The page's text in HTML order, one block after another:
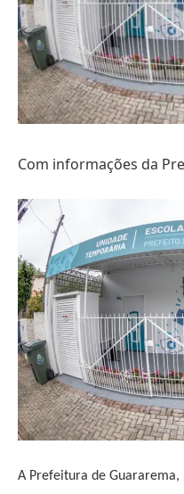
Com informações da
A Prefeitura de